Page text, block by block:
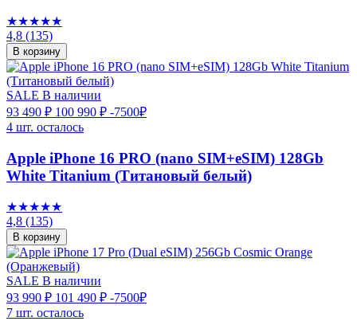
★★★★★
4,8 (135)
В корзину
SALE В наличии
93 490 ₽ 100 990 ₽ -7500₽
4 шт. осталось
Apple iPhone 16 PRO (nano SIM+eSIM) 128Gb
White Titanium (Титановый белый)
★★★★★
4,8 (135)
В корзину
SALE В наличии
93 990 ₽ 101 490 ₽ -7500₽
7 шт. осталось